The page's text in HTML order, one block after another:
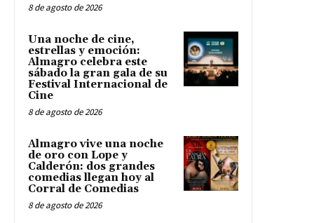
8 de agosto de 2026
Una noche de cine,
estrellas y emoción:
Almagro celebra este
sábado la gran gala de su
Festival Internacional de
Cine
8 de agosto de 2026
Almagro vive una noche
de oro con Lope y
Calderón: dos grandes
comedias llegan hoy al
Corral de Comedias
8 de agosto de 2026